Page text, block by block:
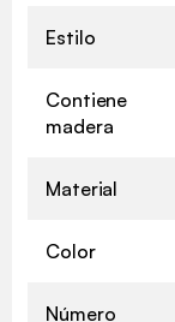
Estilo
Contiene
madera
Material
Color
Número